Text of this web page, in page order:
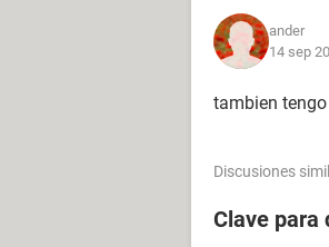
ander
14 sep
tambien
Discusiones
Clave para